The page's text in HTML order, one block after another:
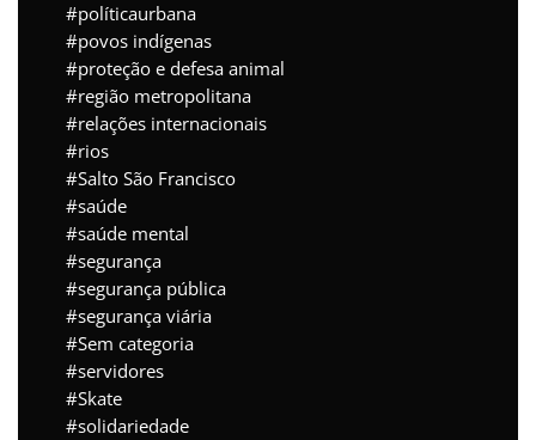
políticaurbana
povos indígenas
proteção e defesa animal
região metropolitana
relações internacionais
rios
Salto São Francisco
saúde
saúde mental
segurança
segurança pública
segurança viária
Sem categoria
servidores
Skate
solidariedade